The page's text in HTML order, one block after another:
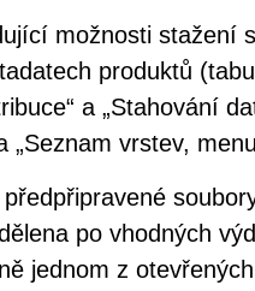
možnosti stažení
produktů
a „Stahování
„Seznam vrstev,
po vhodných
jednom z